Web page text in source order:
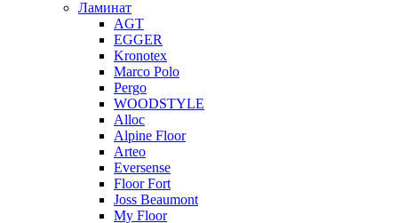
Ламинат
AGT
EGGER
Kronotex
Marco Polo
Pergo
WOODSTYLE
Alloc
Alpine Floor
Arteo
Eversense
Floor Fort
Joss Beaumont
My Floor